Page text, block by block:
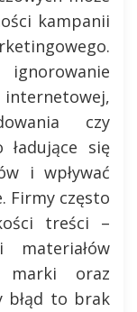
kampanii
internetowej,
czy
ładujące się
i wpływać
Firmy często
treści –
materiałów
marki oraz
błąd to brak